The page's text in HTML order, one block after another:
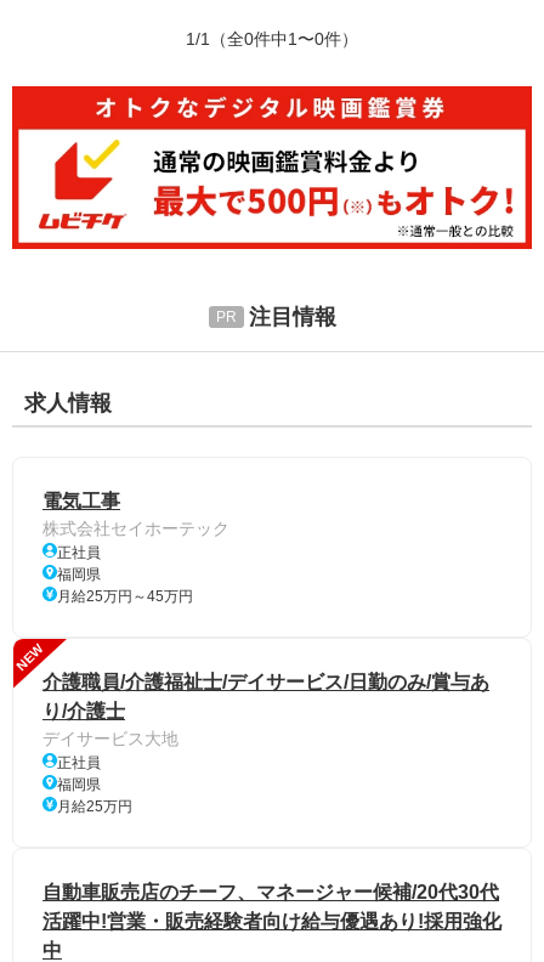
1/1 （全0件中1〜0件）
注目情報
求人情報
電気工事
株式会社セイホーテック
正社員
福岡県
月給25万円～45万円
NEW
介護職員/介護福祉士/デイサービス/日勤のみ/賞与あ
り/介護士
デイサービス大地
正社員
福岡県
月給25万円
自動車販売店のチーフ、マネージャー候補/20代30代
活躍中!営業・販売経験者向け給与優遇あり!採用強化
中